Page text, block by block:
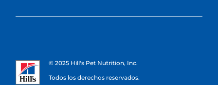
© 2025 Hill's Pet Nutrition, Inc.
Todos los derechos reservados.